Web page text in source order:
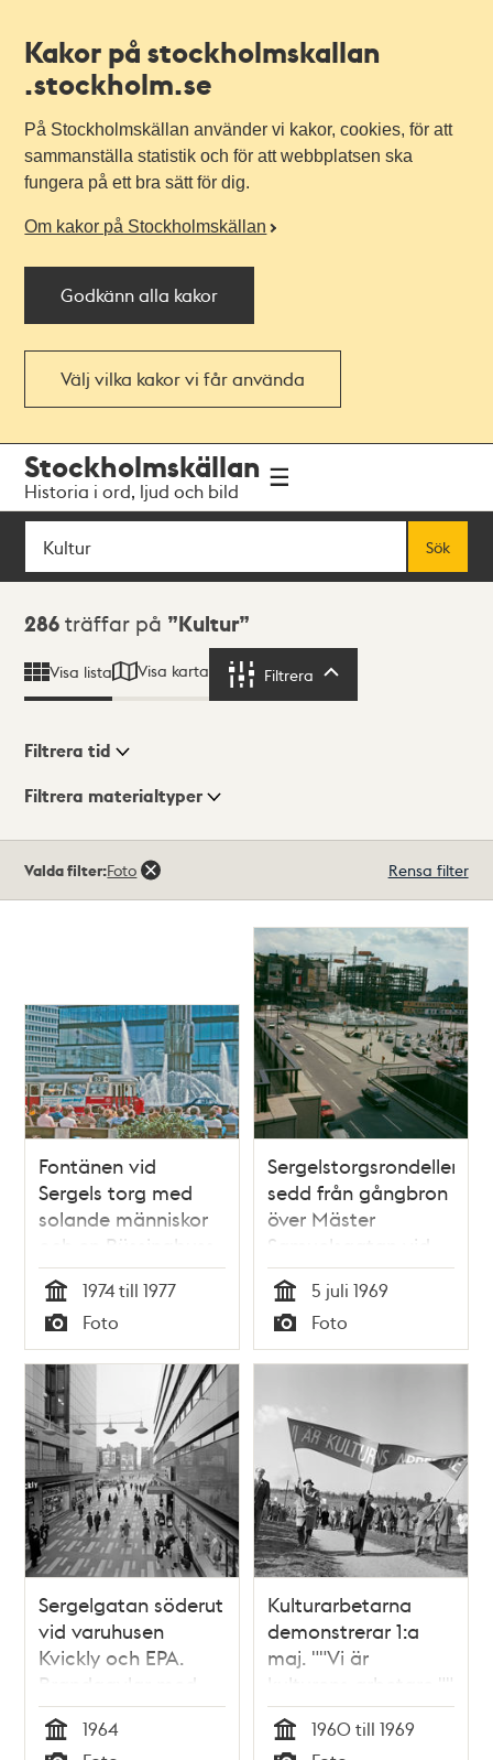
Kakor på stockholmskallan
.stockholm.se
På Stockholmskällan använder vi kakor, cookies, för att
sammanställa statistik och för att webbplatsen ska
fungera på ett bra sätt för dig.
Om kakor på Stockholmskällan
Godkänn alla kakor
Välj vilka kakor vi får använda
navigationen
huvudinnehållet
Stockholmskällan
Historia i ord, ljud och bild
Sök
Sök
Sökresultat
286 träffar på Kultur
Visa lista Visa karta Filtrera
Visningsläge
Filtrera tid
Filtrera materialtyper
286träffar
Valda filter:Foto Rensa filter
Fontänen vid
Sergels torg med
solande människor
och en Büssingbuss
på linje 52.
Kulturhuset i
bakgrunden
Tid
1974 till 1977
Typ
Foto
Sergelstorgsrondellen
sedd från gångbron
över Mäster
Samuelsgatan vid
Stockholmsterrassens
norra ände.
Påbörjat byggande
av Kulturhuset
Tid
5 juli 1969
Typ
Foto
Sergelgatan söderut
vid varuhusen
Kvickly och EPA.
Brandgavlar med
reklam i fonden i kv.
Fyrmörsaren,
Tid
1964
Kulturarbetarna
demonstrerar 1:a
maj. ""Vi är
kulturens arbetare.""
Tid
1960 till 1969